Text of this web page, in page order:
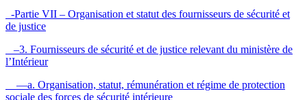
-Partie VII – Organisation et statut des fournisseurs de sécurité et
de justice
–3. Fournisseurs de sécurité et de justice relevant du ministère de
l’Intérieur
—a. Organisation, statut, rémunération et régime de protection
sociale des forces de sécurité intérieure